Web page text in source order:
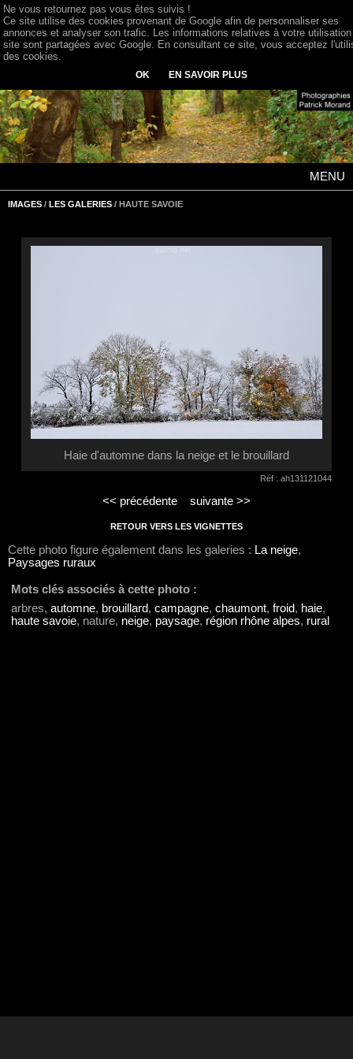
MENU
IMAGES / LES GALERIES / HAUTE SAVOIE
Haie d'automne dans la neige et le brouillard
Réf : ah131121044
<< précédente suivante >>
RETOUR VERS LES VIGNETTES
Cette photo figure également dans les galeries : La neige,
Paysages ruraux
Mots clés associés à cette photo :
arbres, automne, brouillard, campagne, chaumont, froid, haie,
haute savoie, nature, neige, paysage, région rhône alpes, rural
Ne vous retournez pas vous êtes suivis !
Ce site utilise des cookies provenant de Google afin de personnaliser ses
annonces et analyser son trafic. Les informations relatives à votre
site sont partagées avec Google. En consultant ce site, vous acceptez
des cookies.
OK EN SAVOIR PLUS